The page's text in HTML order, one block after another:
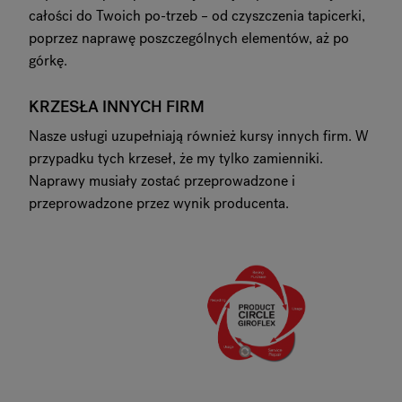
całości do Twoich po-trzeb – od czyszczenia tapicerki,
poprzez naprawę poszczególnych elementów, aż po
górkę.
KRZESŁA INNYCH FIRM
Nasze usługi uzupełniają również kursy innych firm. W
przypadku tych krzeseł, że my tylko zamienniki.
Naprawy musiały zostać przeprowadzone i
przeprowadzone przez wynik producenta.